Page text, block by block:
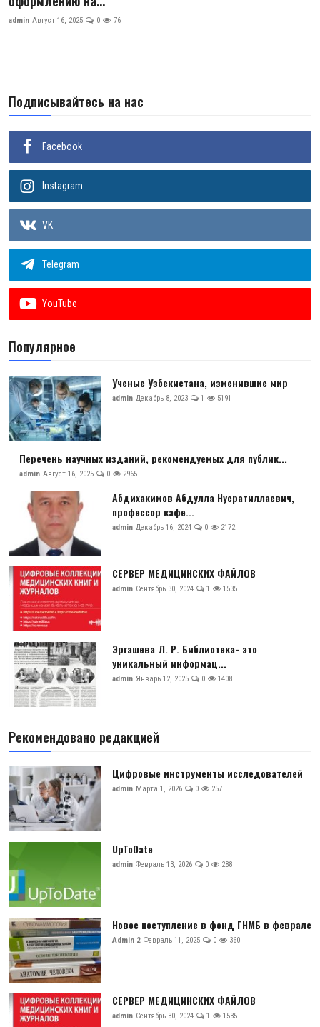
ГНМБ
Медики Узбекистана
Фотогалерея
ВАК
ИИ
Статистика
PDF-translator
Проблемы Арала
admin Август 16, 2025 0 76
Подписывайтесь на нас
Facebook
Instagram
VK
Telegram
YouTube
Популярное
Ученые Узбекистана, изменившие мир
admin Декабрь 8, 2023 1 5191
Перечень научных изданий, рекомендуемых для публик...
admin Август 16, 2025 0 2965
Абдихакимов Абдулла Нусратиллаевич,
профессор кафе...
admin Декабрь 16, 2024 0 2172
СЕРВЕР МЕДИЦИНСКИХ ФАЙЛОВ
admin Сентябрь 30, 2024 1 1535
Эргашева Л. Р. Библиотека- это
уникальный информац...
admin Январь 12, 2025 0 1408
Рекомендовано редакцией
Цифровые инструменты исследователей
admin Марта 1, 2026 0 257
UpToDate
admin Февраль 13, 2026 0 288
Новое поступление в фонд ГНМБ в феврале
Admin 2 Февраль 11, 2025 0 360
СЕРВЕР МЕДИЦИНСКИХ ФАЙЛОВ
admin Сентябрь 30, 2024 1 1535